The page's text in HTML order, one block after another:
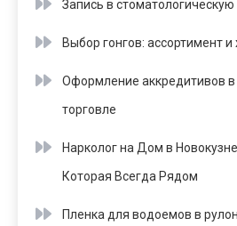
Запись в стоматологическую
Выбор гонгов: ассортимент и
Оформление аккредитивов
торговле
Нарколог на Дом в
Которая Всегда Рядом
Пленка для водоемов в